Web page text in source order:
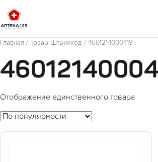
Главная / Товар Штрихкод / 4601214000419
Отображение единственного товара